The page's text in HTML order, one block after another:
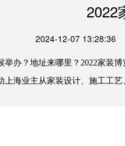
2022
2024-12-07 13:28:36
举办？地址来哪里？2022家装博
上海业主从家装设计、施工工